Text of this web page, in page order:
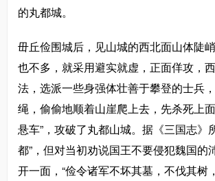
的丸都城。
毌丘俭围城后，见山城的西北面山体陡
也不多，就采用避实就虚，正面佯攻，
法，选派一些身强体壮善于攀登的士兵
绳，偷偷地顺着山崖爬上去，先杀死上
悬车”，攻破了丸都山城。据《三国志》
都”，但对当初劝说国王不要侵犯魏国的
开一面，“俭令诸军不坏其墓，不伐其树